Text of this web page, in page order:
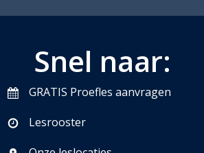
Snel naar:
GRATIS Proefles aanvragen
Lesrooster